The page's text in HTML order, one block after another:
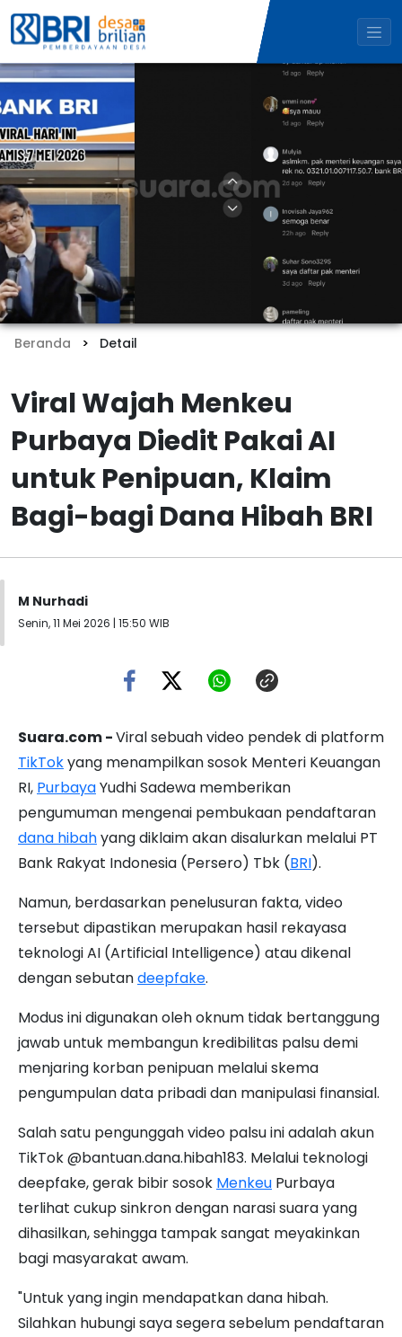
Beranda Detail
Viral Wajah Menkeu
Purbaya Diedit Pakai AI
untuk Penipuan, Klaim
Bagi-bagi Dana Hibah BRI
M Nurhadi
Senin, 11 Mei 2026 | 15:50 WIB
Suara.com -Viral sebuah video pendek di platform
TikTokyang menampilkan sosok Menteri Keuangan
RI, PurbayaYudhi Sadewa memberikan
pengumuman mengenai pembukaan pendaftaran
dana hibahyang diklaim akan disalurkan melalui PT
Bank Rakyat Indonesia (Persero) Tbk (BRI).
Namun, berdasarkan penelusuran fakta, video
tersebut dipastikan merupakan hasil rekayasa
teknologi AI (Artificial Intelligence) atau dikenal
dengan sebutandeepfake.
Modus ini digunakan oleh oknum tidak bertanggung
jawab untuk membangun kredibilitas palsu demi
menjaring korban penipuan melalui skema
pengumpulan data pribadi dan manipulasi finansial.
Salah satu pengunggah video palsu ini adalah akun
TikTok @bantuan.dana.hibah183. Melalui teknologi
deepfake, gerak bibir sosok Menkeu Purbaya
terlihat cukup sinkron dengan narasi suara yang
dihasilkan, sehingga tampak sangat meyakinkan
bagi masyarakat awam.
"Untuk yang ingin mendapatkan dana hibah.
Silahkan hubungi saya segera sebelum pendaftaran